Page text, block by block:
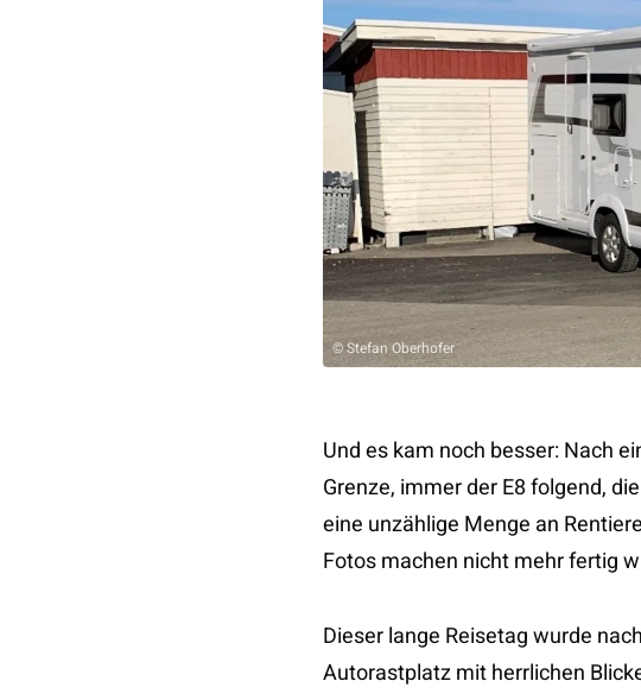
© Stefan Oberhofer
Und es kam noch besser: Nach
Grenze, immer der E8 folgend,
eine unzählige Menge an
Fotos machen nicht mehr fertig
Dieser lange Reisetag wurde
Autorastplatz mit herrlichen